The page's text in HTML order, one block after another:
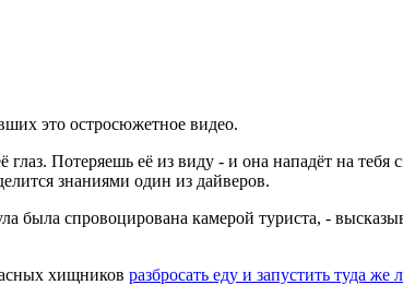
это остросюжетное видео.
глаз. Потеряешь её из виду - и она нападёт на тебя
знаниями один из дайверов.
была спровоцирована камерой туриста, -
хищников разбросать еду и запустить туда же